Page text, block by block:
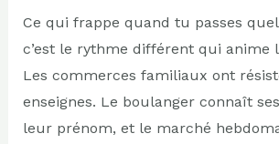
Ce qui frappe quand tu passes
c’est le rythme différent qui anime
Les commerces familiaux ont
enseignes. Le boulanger connaît
leur prénom, et le marché